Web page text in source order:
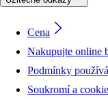
Cena
Nakupujte online
Podmínky
Soukromí a